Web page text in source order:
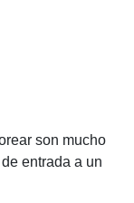
son mucho
entrada a un